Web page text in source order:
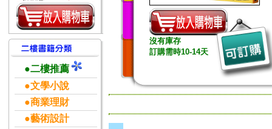
●二樓推薦
●文學小說
●商業理財
●藝術設計
沒有庫存
訂購需時10-14天